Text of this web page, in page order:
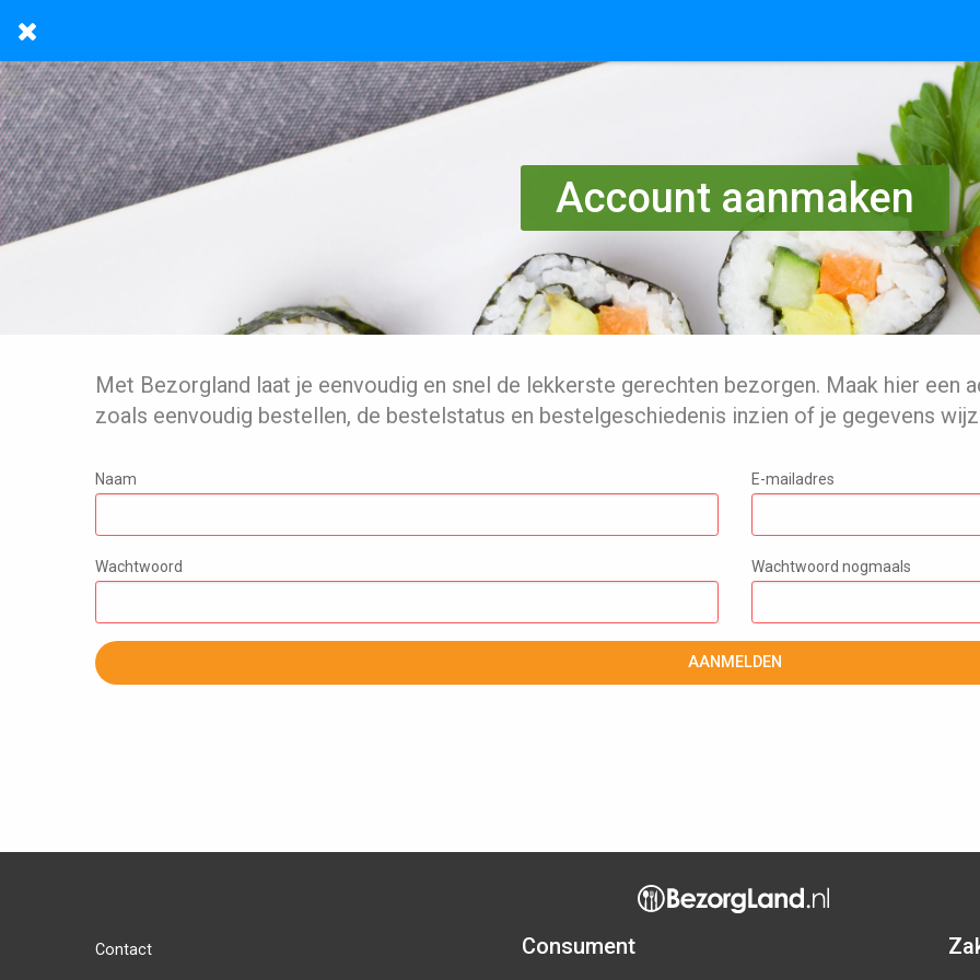
Account aanmaken
Met Bezorgland laat je eenvoudig en snel de lekkerste gerechten bezorgen. Maak hier een
zoals eenvoudig bestellen, de bestelstatus en bestelgeschiedenis inzien of je gegevens
Naam E-mailadres
Wachtwoord Wachtwoord nogmaals
AANMELDEN
Contact Consument